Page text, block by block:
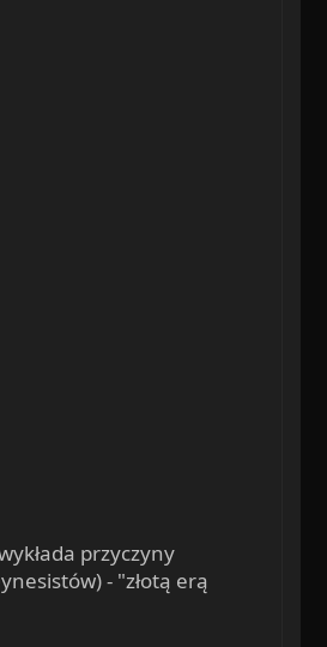
przyczyny
- "złotą erą